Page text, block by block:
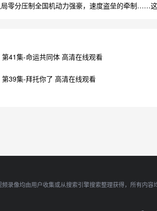
零分压制全国机动力强豪，速度盗垒的牵制……
41集-命运共同体 高清在线观看
39集-拜托你了 高清在线观看
录像均由用户收集或从搜索引擎搜索整理获得，所有内